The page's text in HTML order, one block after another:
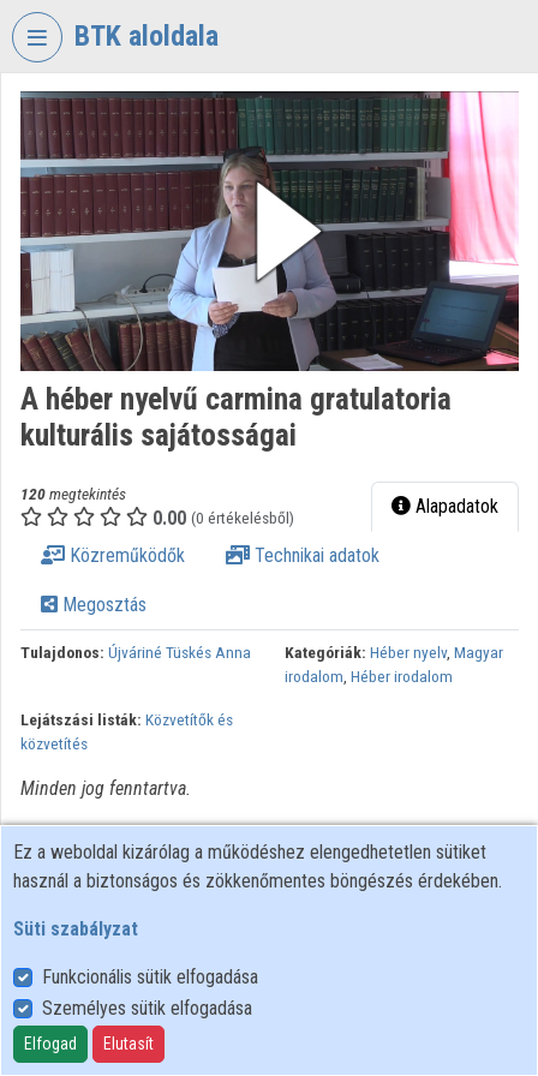
Fejléc kihagyása
BTK aloldala
VIDEOTORIUM
BÖLCSÉSZETTUDOMÁNYI
KUTATÓKÖZPONT
Intézményi kezdőlap
Bejelentkezés
Intézményi felfedezés
Kategóriák
Intézmények
Közreműködők
A héber nyelvű carmina gratulatoria
kulturális sajátosságai
120megtekintés
0.00 (0 értékelésből) Alapadatok
Közreműködők Technikai adatok
Megosztás
Tulajdonos: Újváriné Tüskés Anna Kategóriák: Héber nyelv, Magyar
irodalom, Héber irodalom
Lejátszási listák: Közvetítők és
közvetítés
Minden jog fenntartva.
Felhasználói szabályzat
Adatkezelési tájékoztató
Süti szabályzat
Ez a weboldal kizárólag a működéshez elengedhetetlen sütiket
használ a biztonságos és zökkenőmentes böngészés érdekében.
Süti szabályzat
Funkcionális sütik elfogadása
Személyes sütik elfogadása
Elfogad Elutasít